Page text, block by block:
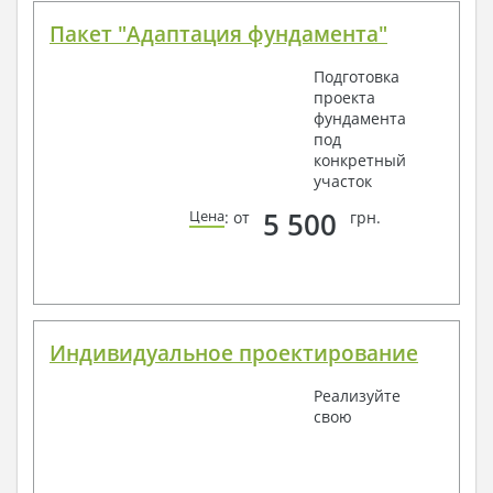
Пакет "Адаптация фундамента"
Подготовка
проекта
фундамента
под
конкретный
участок
Цена: от 5 500 грн.
Индивидуальное проектирование
Реализуйте
свою